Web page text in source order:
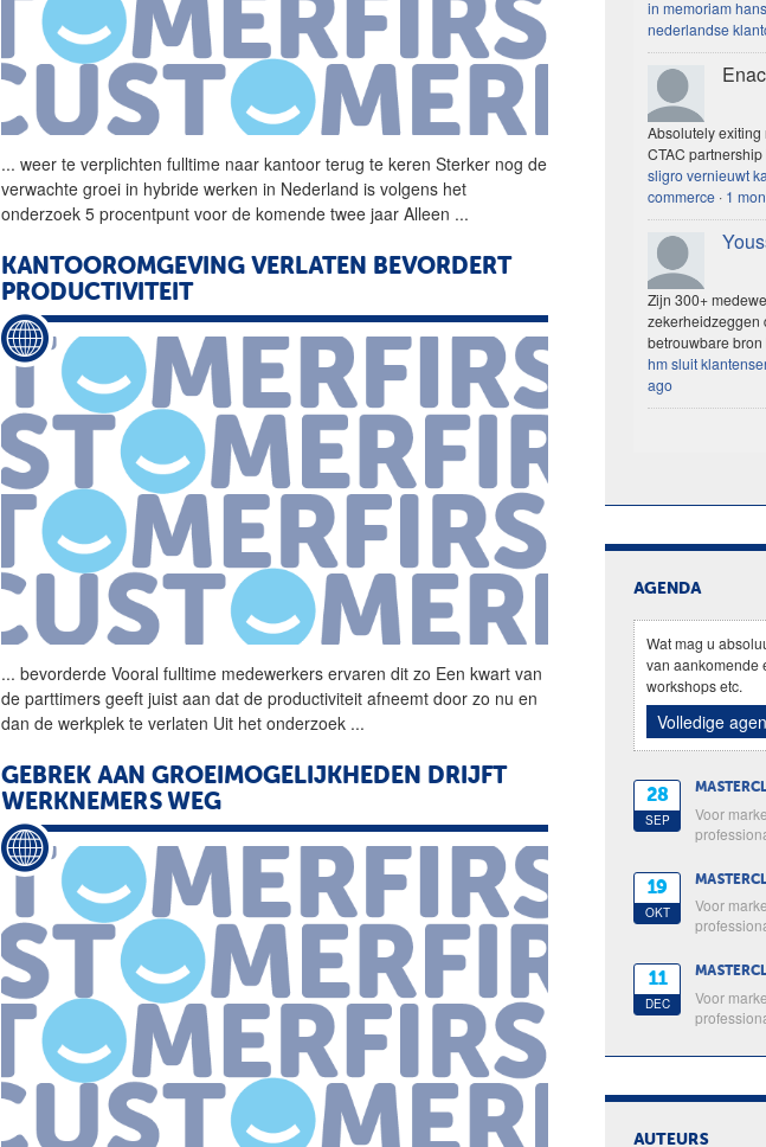
... weer te verplichtenfulltime naar kantoor terug te keren Sterker nog de
verwachte groei in hybride werken in Nederland is volgens het
onderzoek 5 procentpunt voor de komende twee jaar Alleen ...
KANTOOROMGEVING VERLATEN BEVORDERT
PRODUCTIVITEIT
... bevorderde Vooralfulltime medewerkers ervaren dit zo Een kwart van
de parttimers geeft juist aan dat de productiviteit afneemt door zo nu en
dan de werkplek te verlaten Uit het onderzoek ...
GEBREK AAN GROEIMOGELIJKHEDEN DRIJFT
WERKNEMERS WEG
in memoriam
nederlandse
Absolutely exiting
CTAC
sligro vernieuwt
commerce · 1
Zijn 300+
zekerheidzeggen
betrouwbare
hm sluit
ago
AGENDA
Wat mag u
van aankomende
workshops etc.
Volledige
28
SEP
Voor
19
OKT
Voor
11
DEC
Voor
AUTEURS